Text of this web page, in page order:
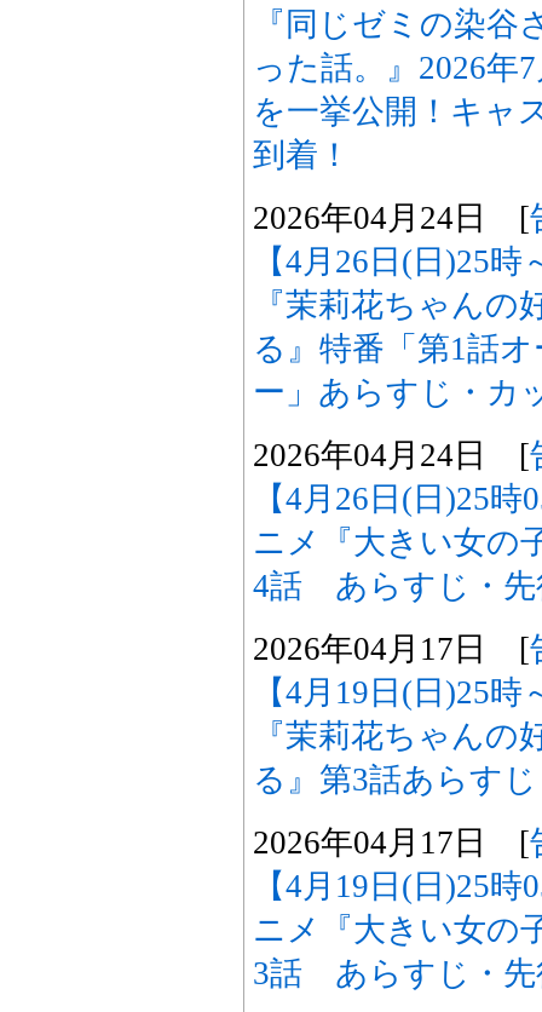
『同じゼミの染
った話。』2026年
を一挙公開！キャ
到着！
2026年04月24日 [
【4月26日(日)25
『茉莉花ちゃん
る』特番「第1話
ー」あらすじ・カ
2026年04月24日 [
【4月26日(日)25
ニメ『大きい女の
4話 あらすじ・先
2026年04月17日 [
【4月19日(日)25
『茉莉花ちゃん
る』第3話あらす
2026年04月17日 [
【4月19日(日)25
ニメ『大きい女の
3話 あらすじ・先